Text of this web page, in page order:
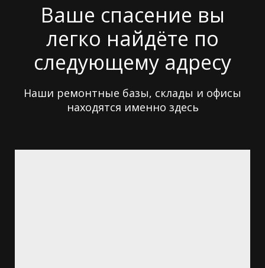
Ваше спасение вы
легко найдёте по
следующему адресу
Наши ремонтные базы, склады и офисы
находятся именно здесь